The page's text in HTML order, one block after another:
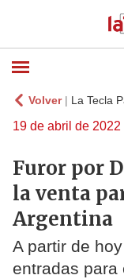
Volver| La Tecla
19 de abril de 2022
Furor por
la venta
Argentina
A partir de
entradas para